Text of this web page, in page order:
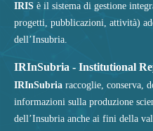
IRIS è il sistema di gestione
progetti, pubblicazioni, attività)
dell’Insubria.
IRInSubria - Institutional
IRInSubria raccoglie, conserva,
informazioni sulla produzione
dell’Insubria anche ai fini della